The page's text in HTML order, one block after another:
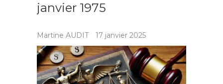
janvier 1975
Martine AUDIT 17 janvier 2025